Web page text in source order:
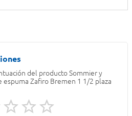
del productoSommier y
espuma Zafiro Bremen 1 1/2 plaza